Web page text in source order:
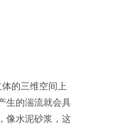
的三维空间上
生的湍流就会具
像水泥砂浆，这